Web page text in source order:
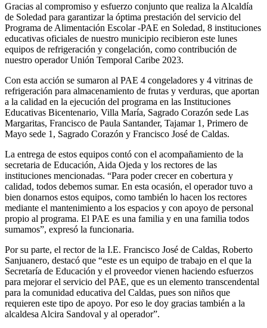
Gracias al compromiso y esfuerzo conjunto que realiza la Alcaldía
de Soledad para garantizar la óptima prestación del servicio del
Programa de Alimentación Escolar -PAE en Soledad, 8 instituciones
educativas oficiales de nuestro municipio recibieron este lunes
equipos de refrigeración y congelación, como contribución de
nuestro operador Unión Temporal Caribe 2023.
Con esta acción se sumaron al PAE 4 congeladores y 4 vitrinas de
refrigeración para almacenamiento de frutas y verduras, que aportan
a la calidad en la ejecución del programa en las Instituciones
Educativas Bicentenario, Villa María, Sagrado Corazón sede Las
Margaritas, Francisco de Paula Santander, Tajamar 1, Primero de
Mayo sede 1, Sagrado Corazón y Francisco José de Caldas.
La entrega de estos equipos contó con el acompañamiento de la
secretaria de Educación, Aida Ojeda y los rectores de las
instituciones mencionadas. “Para poder crecer en cobertura y
calidad, todos debemos sumar. En esta ocasión, el operador tuvo a
bien donarnos estos equipos, como también lo hacen los rectores
mediante el mantenimiento a los espacios y con apoyo de personal
propio al programa. El PAE es una familia y en una familia todos
sumamos”, expresó la funcionaria.
Por su parte, el rector de la I.E. Francisco José de Caldas, Roberto
Sanjuanero, destacó que “este es un equipo de trabajo en el que la
Secretaría de Educación y el proveedor vienen haciendo esfuerzos
para mejorar el servicio del PAE, que es un elemento transcendental
para la comunidad educativa del Caldas, pues son niños que
requieren este tipo de apoyo. Por eso le doy gracias también a la
alcaldesa Alcira Sandoval y al operador”.